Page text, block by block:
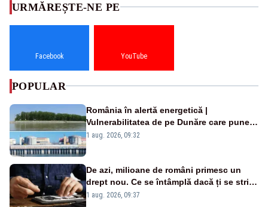
URMĂREȘTE-NE PE
Facebook YouTube
POPULAR
România în alertă energetică |
Vulnerabilitatea de pe Dunăre care pune
în pericol Centrala Cernavodă era
1 aug. 2026, 09:32
De azi, milioane de români primesc un
drept nou. Ce se întâmplă dacă ți se strică
un produs
1 aug. 2026, 09:37